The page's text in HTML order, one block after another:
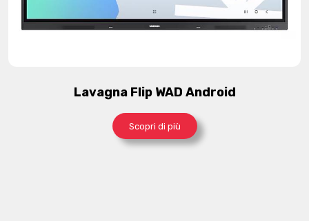
Lavagna Flip WAD Android
Scopri di più